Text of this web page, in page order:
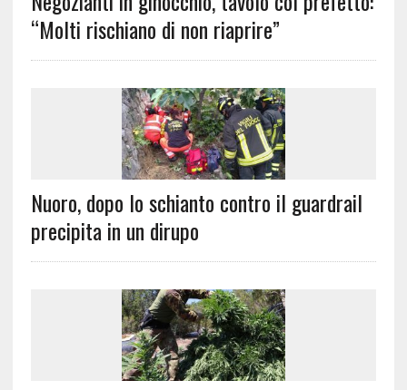
“Molti rischiano di non riaprire”
Nuoro, dopo lo schianto contro il guardrail
precipita in un dirupo